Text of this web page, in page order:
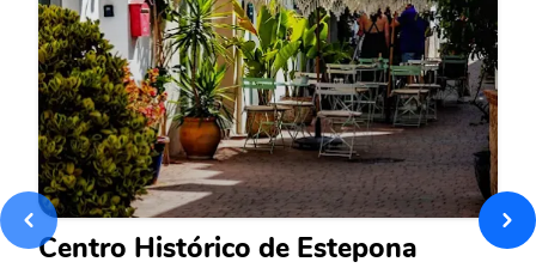
Centro Histórico de Estepona